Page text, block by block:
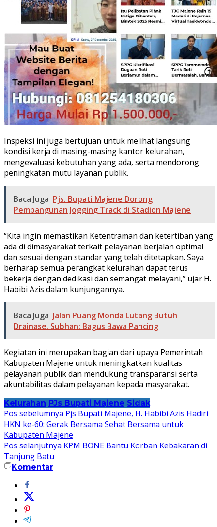
Inspeksi ini juga bertujuan untuk melihat langsung
kondisi kerja di masing-masing kantor kelurahan,
mengevaluasi kebutuhan yang ada, serta mendorong
peningkatan mutu layanan publik.
Baca Juga Pjs. Bupati Majene Dorong
Pembangunan Jogging Track di Stadion Majene
“Kita ingin memastikan Ketentraman dan ketertiban yang
ada di dimasyarakat terkait pelayanan berjalan optimal
dan sesuai dengan standar yang telah ditetapkan. Saya
berharap semua perangkat kelurahan dapat terus
bekerja dengan dedikasi dan semangat melayani,” ujar H.
Habibi Azis dalam kunjungannya.
Baca Juga Jalan Puang Monda Lutang Butuh
Drainase. Subhan: Bagus Bawa Pancing
Kegiatan ini merupakan bagian dari upaya Pemerintah
Kabupaten Majene untuk meningkatkan kualitas
pelayanan publik dan mendukung transparansi serta
akuntabilitas dalam pelayanan kepada masyarakat.
Kelurahan PJs Bupati Majene Sidak
Navigasi
pos
Pos sebelumnya Pjs Bupati Majene, H. Habibi Azis Hadiri
HKN ke-60: Gerak Bersama Sehat Bersama untuk
Kabupaten Majene
Pos selanjutnya KPM BONE Bantu Korban Kebakaran di
Tanjung Batu
Komentar